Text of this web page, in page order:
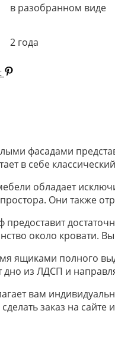
в разобранном виде
2 года
фасадами
в себе
обладает
Они также
около кровати.
ящиками полного
из ЛДСП и
вам
заказ на